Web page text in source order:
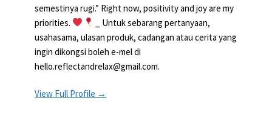
semestinya rugi.” Right now, positivity and joy are my
priorities.
_ Untuk sebarang pertanyaan,
usahasama, ulasan produk, cadangan atau cerita yang
ingin dikongsi boleh e-mel di
hello.reflectandrelax@gmail.com.
View Full Profile →